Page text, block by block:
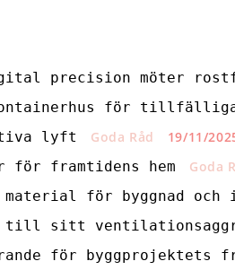
precision möter
för tillfälliga
lyft
Goda Råd
19/11/
för framtidens hem
Goda
material för byggnad
sitt
för byggprojektets